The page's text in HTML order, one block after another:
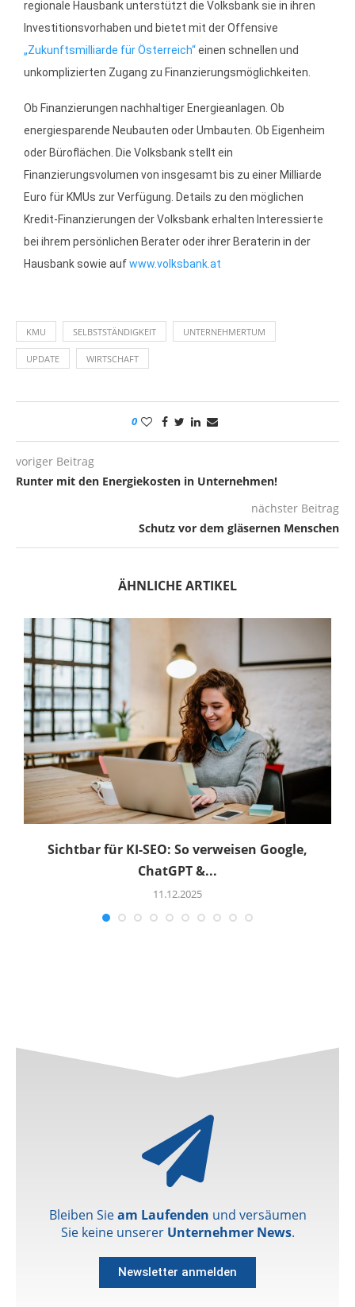
regionale Hausbank unterstützt die Volksbank sie in ihren
Investitionsvorhaben und bietet mit der Offensive
„Zukunftsmilliarde für Österreich“einen schnellen und
unkomplizierten Zugang zu Finanzierungsmöglichkeiten.
Ob Finanzierungen nachhaltiger Energieanlagen. Ob
energiesparende Neubauten oder Umbauten. Ob Eigenheim
oder Büroflächen. Die Volksbank stellt ein
Finanzierungsvolumen von insgesamt bis zu einer Milliarde
Euro für KMUs zur Verfügung. Details zu den möglichen
Kredit-Finanzierungen der Volksbank erhalten Interessierte
bei ihrem persönlichen Berater oder ihrer Beraterin in der
Hausbank sowie aufwww.volksbank.at
KMU SELBSTSTÄNDIGKEIT UNTERNEHMERTUM
UPDATE WIRTSCHAFT
0
voriger Beitrag
Runter mit den Energiekosten in Unternehmen!
nächster Beitrag
Schutz vor dem gläsernen Menschen
ÄHNLICHE ARTIKEL
Sichtbar für KI-SEO: So verweisen Google,
ChatGPT &...
11.12.2025
Bleiben Sieam Laufenden und versäumen
Sie keine unserer Unternehmer News.
Newsletter anmelden